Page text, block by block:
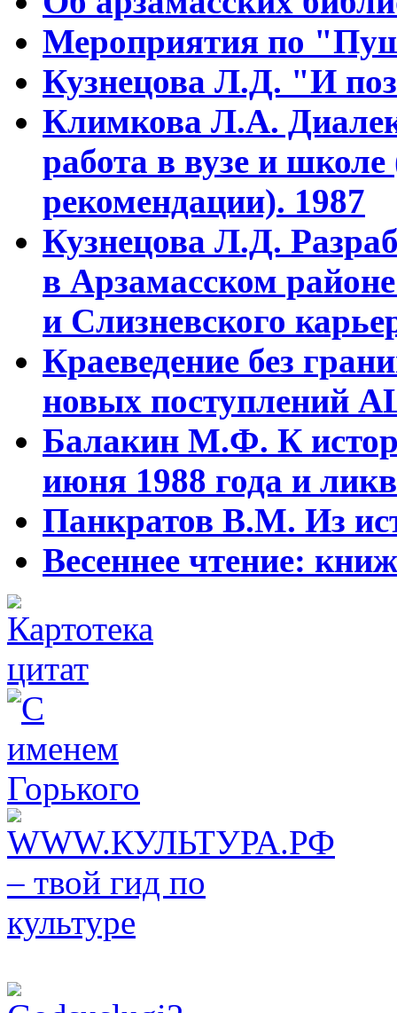
Мероприятия по
Кузнецова Л.Д. "И
Климкова Л.А.
работа в вузе и
рекомендации). 1987
Кузнецова Л.Д.
в Арзамасском
и Слизневского
Краеведение без
новых поступлений
Балакин М.Ф. К
июня 1988 года и
Панкратов В.М. Из
Весеннее чтение: